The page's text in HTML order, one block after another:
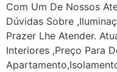
Com Um De Nossos
Dúvidas Sobre
Prazer Lhe Atender.
Interiores ,Preço Para